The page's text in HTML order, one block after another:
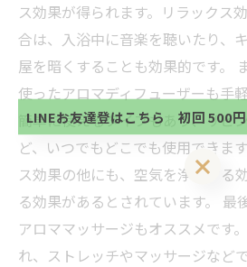
ス効果が得られます。リラックス
合は、入浴中に音楽を聴いたり、
屋を暗くすることも効果的です。
使ったアロマディフューザーも手
簡単に使えるタイプもあり、リビ
ど、いつでもどこでも使用できま
ス効果の他にも、空気を浄化する
る効果があるとされています。 最
アロママッサージもオススメです
れ、ストレッチやマッサージなど
当サロンの公式LINE@にお友達
初回 500円OFFさせて頂きます
方、不必要な方 お手数ですが、
い。
LINEお友達登はこちら 初回 500円
当サロンの公式LINE@にお友達
初回 500円OFFさせて頂きます
方、不必要な方 お手数ですが、
い。
LINEお友達登はこちら 初回 500円